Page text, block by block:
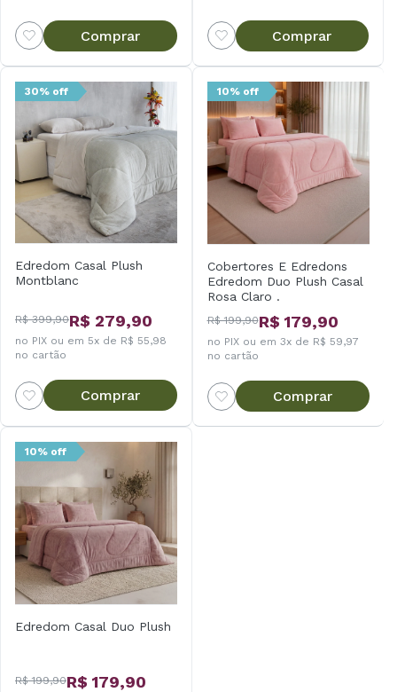
Comprar Comprar
30% off
Edredom Casal Plush
Montblanc
R$ 399,90R$ 279,90
no PIX ou em 5x de R$ 55,98
no cartão
Comprar
10% off
Cobertores E Edredons
Edredom Duo Plush Casal
Rosa Claro .
R$ 199,90R$ 179,90
no PIX ou em 3x de R$ 59,97
no cartão
Comprar
10% off
Edredom Casal Duo Plush
R$ 199,90R$ 179,90